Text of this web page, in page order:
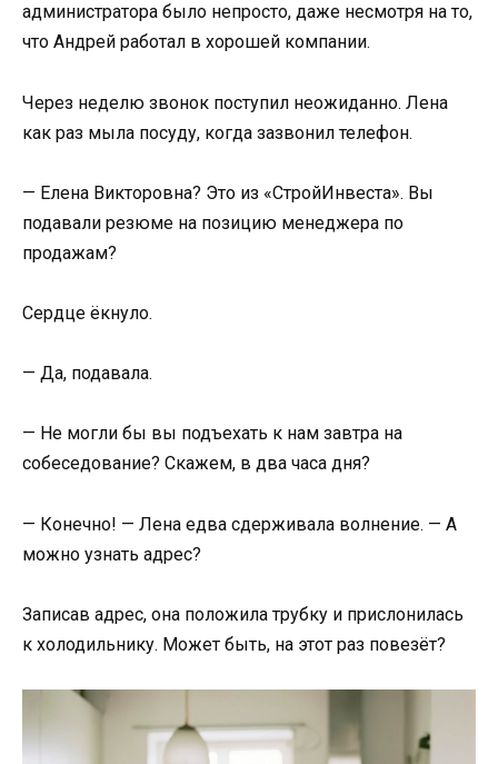
администратора было непросто, даже несмотря на то,
что Андрей работал в хорошей компании.
Через неделю звонок поступил неожиданно. Лена
как раз мыла посуду, когда зазвонил телефон.
— Елена Викторовна? Это из «СтройИнвеста». Вы
подавали резюме на позицию менеджера по
продажам?
Сердце ёкнуло.
— Да, подавала.
— Не могли бы вы подъехать к нам завтра на
собеседование? Скажем, в два часа дня?
— Конечно! — Лена едва сдерживала волнение. — А
можно узнать адрес?
Записав адрес, она положила трубку и прислонилась
к холодильнику. Может быть, на этот раз повезёт?